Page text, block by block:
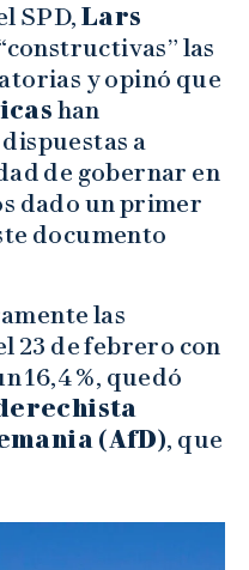
SPD, Lars
las
y opinó que
han
a
de gobernar en
dado un primer
documento
las
23 de febrero con
16,4 %, quedó
(AfD), que